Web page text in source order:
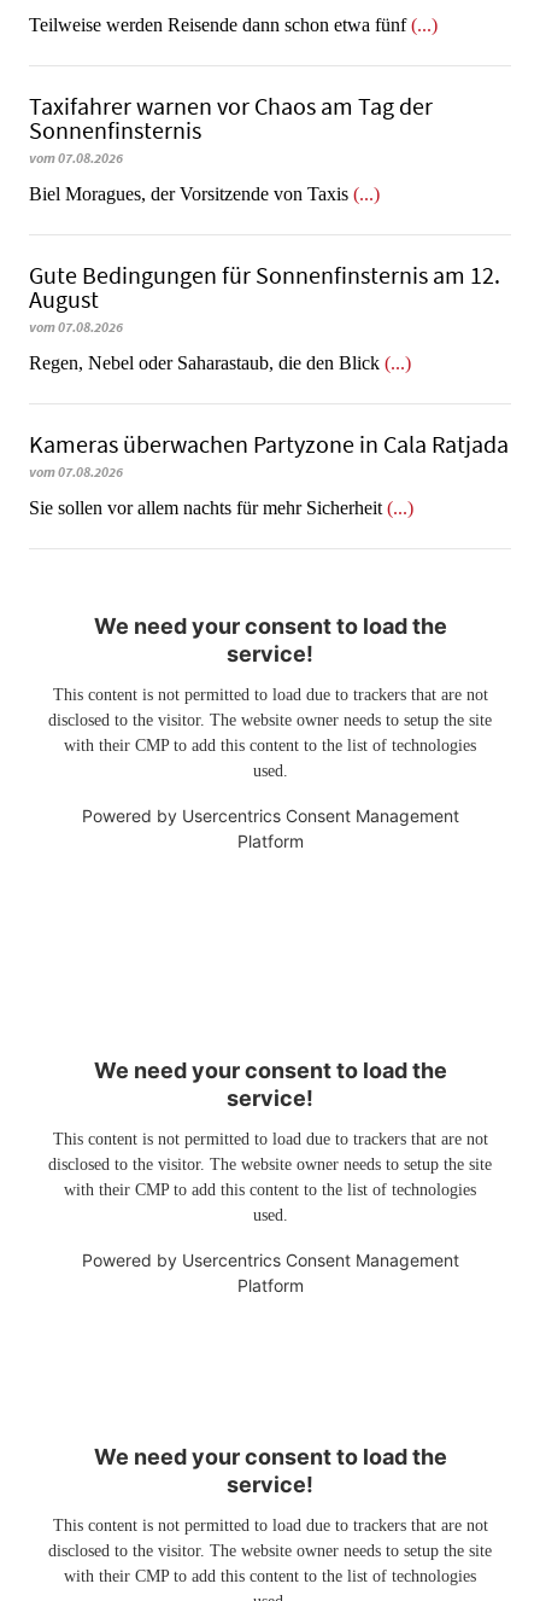
Teilweise werden Reisende dann schon etwa fünf(...)
Taxifahrer warnen vor Chaos am Tag der
Sonnenfinsternis
vom 07.08.2026
​​​​​​​Biel Moragues, der Vorsitzende von Taxis (...)
Gute Bedingungen für Sonnenfinsternis am 12.
August
vom 07.08.2026
Regen, Nebel oder Saharastaub, die den Blick (...)
Kameras überwachen Partyzone in Cala Ratjada
vom 07.08.2026
Sie sollen vor allem nachts für mehr Sicherheit (...)
We need your consent to load the
service!
This content is not permitted to load due to trackers that are not
disclosed to the visitor. The website owner needs to setup the site
with their CMP to add this content to the list of technologies
used.
Powered by Usercentrics Consent Management
Platform
We need your consent to load the
service!
This content is not permitted to load due to trackers that are not
disclosed to the visitor. The website owner needs to setup the site
with their CMP to add this content to the list of technologies
used.
Powered by Usercentrics Consent Management
Platform
We need your consent to load the
service!
This content is not permitted to load due to trackers that are not
disclosed to the visitor. The website owner needs to setup the site
with their CMP to add this content to the list of technologies